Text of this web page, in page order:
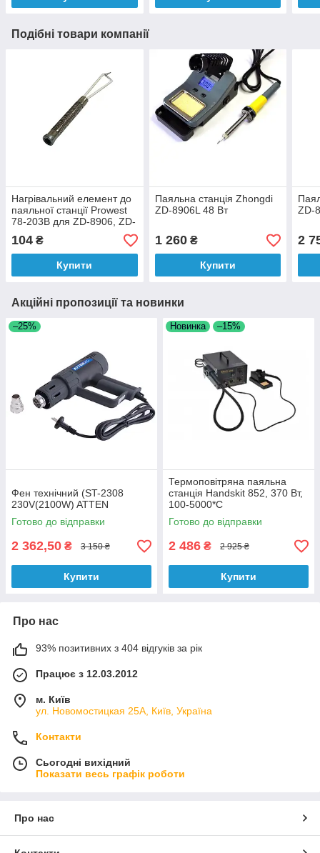
Подібні товари компанії
Нагрівальний елемент до
паяльної станції Prowest
78-203B для ZD-8906, ZD-
99, 48W, 220V
104 ₴
Купити
Паяльна станція Zhongdi
ZD-8906L 48 Вт
1 260₴
Купити
ZD-
2
Акційні пропозиції та новинки
–25%
Фен технічний (ST-2308
230V(2100W) ATTEN
Готово до відправки
2 362,50 ₴ 3 150 ₴
Купити
Новинка –15%
Термоповітряна паяльна
станція Handskit 852, 370 Вт,
100-5000*C
Готово до відправки
2 486 ₴ 2 925 ₴
Купити
Про нас
93% позитивних з 404 відгуків за рік
Працює з 12.03.2012
м. Київ
ул. Новомостицкая 25А, Київ, Україна
Контакти
Сьогодні вихідний
Показати весь графік роботи
Про нас